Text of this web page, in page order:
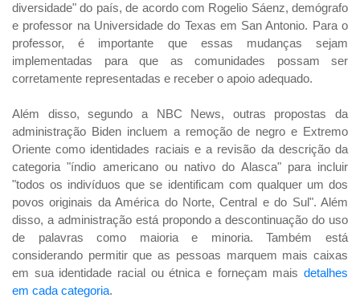
diversidade" do país, de acordo com Rogelio Sáenz, demógrafo
e professor na Universidade do Texas em San Antonio. Para o
professor, é importante que essas mudanças sejam
implementadas para que as comunidades possam ser
corretamente representadas e receber o apoio adequado.
Além disso, segundo a NBC News, outras propostas da
administração Biden incluem a remoção de negro e Extremo
Oriente como identidades raciais e a revisão da descrição da
categoria "índio americano ou nativo do Alasca" para incluir
"todos os indivíduos que se identificam com qualquer um dos
povos originais da América do Norte, Central e do Sul". Além
disso, a administração está propondo a descontinuação do uso
de palavras como maioria e minoria. Também está
considerando permitir que as pessoas marquem mais caixas
em sua identidade racial ou étnica e forneçam mais detalhes
em cada categoria.